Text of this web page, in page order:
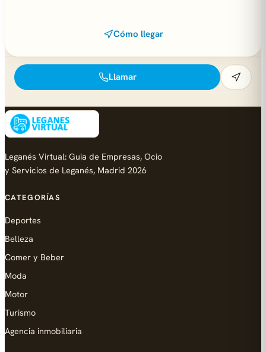
Cómo llegar
Llamar
Leganés Virtual: Guia de Empresas, Ocio
y Servicios de Leganés, Madrid 2026
CATEGORÍAS
Deportes
Belleza
Comer y Beber
Moda
Motor
Turismo
Agencia inmobiliaria